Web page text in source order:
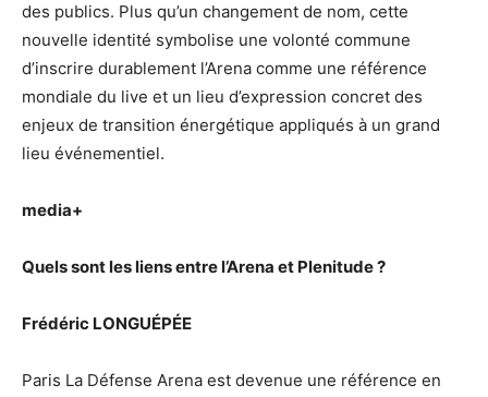
des publics. Plus qu’un changement de nom, cette
nouvelle identité symbolise une volonté commune
d’inscrire durablement l’Arena comme une référence
mondiale du live et un lieu d’expression concret des
enjeux de transition énergétique appliqués à un grand
lieu événementiel.
media+
Quels sont les liens entre l’Arena et Plenitude ?
Frédéric LONGUÉPÉE
Paris La Défense Arena est devenue une référence en